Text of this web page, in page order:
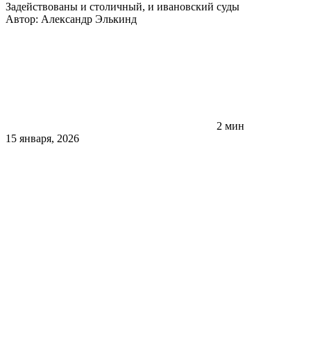
Задействованы и столичный, и ивановский суды
Автор: Александр Элькинд
2 мин
15 января, 2026